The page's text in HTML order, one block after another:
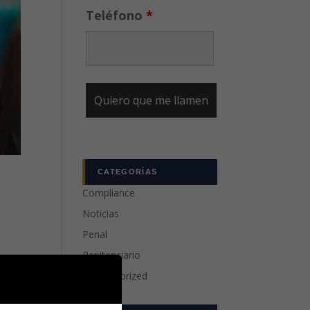
Teléfono*
CATEGORÍAS
Compliance
Noticias
Penal
Penitenciario
Uncategorized